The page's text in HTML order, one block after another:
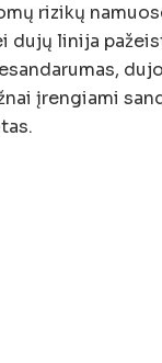
rizikų
linija
įrengiami